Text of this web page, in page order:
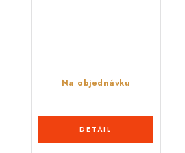
Na objednávku